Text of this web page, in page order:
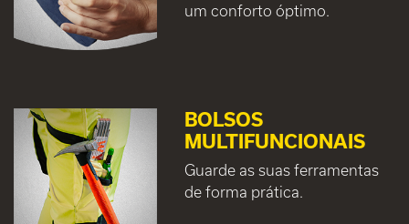
um conforto óptimo.
BOLSOS
MULTIFUNCIONAIS
Guarde as suas ferramentas
de forma prática.